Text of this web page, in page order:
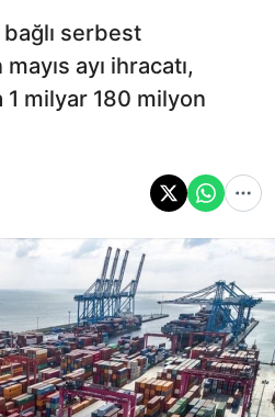
bağlı serbest
ayı ihracatı,
1 milyar 180 milyon